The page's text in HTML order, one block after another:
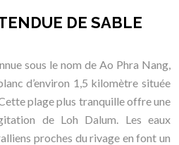
DE SABLE
sous le nom de Ao Phra Nang,
d’environ 1,5 kilomètre située
plage plus tranquille offre une
de Loh Dalum. Les eaux
proches du rivage en font un